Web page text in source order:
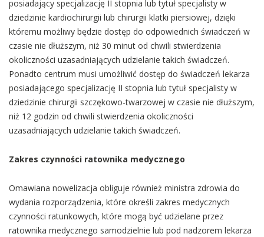
posiadający specjalizację II stopnia lub tytuł specjalisty w
dziedzinie kardiochirurgii lub chirurgii klatki piersiowej, dzięki
któremu możliwy będzie dostęp do odpowiednich świadczeń w
czasie nie dłuższym, niż 30 minut od chwili stwierdzenia
okoliczności uzasadniających udzielanie takich świadczeń.
Ponadto centrum musi umożliwić dostęp do świadczeń lekarza
posiadającego specjalizację II stopnia lub tytuł specjalisty w
dziedzinie chirurgii szczękowo-twarzowej w czasie nie dłuższym,
niż 12 godzin od chwili stwierdzenia okoliczności
uzasadniających udzielanie takich świadczeń.
Zakres czynności ratownika medycznego
Omawiana nowelizacja obliguje również ministra zdrowia do
wydania rozporządzenia, które określi zakres medycznych
czynności ratunkowych, które mogą być udzielane przez
ratownika medycznego samodzielnie lub pod nadzorem lekarza